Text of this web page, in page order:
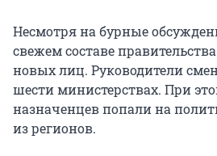
Несмотря на бурные
свежем составе
новых лиц. Руководители
шести министерствах. При
назначенцев попали на
из регионов.